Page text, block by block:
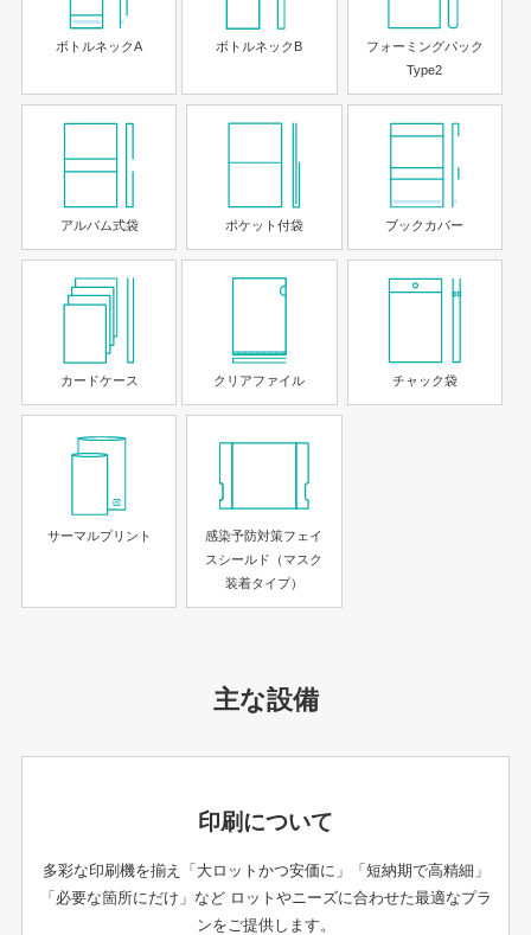
ボトルネックA ボトルネックB
フォーミングパック
Type2
アルバム式袋 ポケット付袋 ブックカバー
カードケース クリアファイル チャック袋
サーマルプリント
感染予防対策フェイ
スシールド（マスク
装着タイプ）
主な設備
印刷について
多彩な印刷機を揃え「大ロットかつ安価に」「短納期で高精細」
「必要な箇所にだけ」など ロットやニーズに合わせた最適なプラ
ンをご提供します。